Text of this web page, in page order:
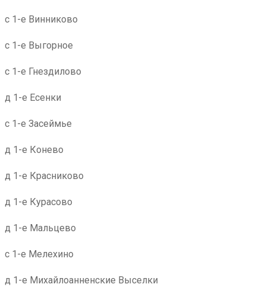
с 1-е Винниково
с 1-е Выгорное
с 1-е Гнездилово
д 1-е Есенки
с 1-е Засеймье
д 1-е Конево
д 1-е Красниково
д 1-е Курасово
д 1-е Мальцево
с 1-е Мелехино
д 1-е Михайлоанненские Выселки